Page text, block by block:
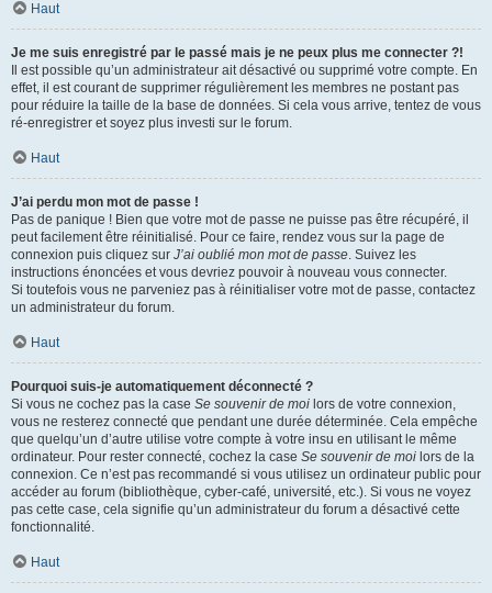
Haut
Je me suis enregistré par le passé mais je ne peux plus me connecter ?!
Il est possible qu’un administrateur ait désactivé ou supprimé votre compte. En
effet, il est courant de supprimer régulièrement les membres ne postant pas
pour réduire la taille de la base de données. Si cela vous arrive, tentez de vous
ré-enregistrer et soyez plus investi sur le forum.
Haut
J’ai perdu mon mot de passe !
Pas de panique ! Bien que votre mot de passe ne puisse pas être récupéré, il
peut facilement être réinitialisé. Pour ce faire, rendez vous sur la page de
connexion puis cliquez sur J’ai oublié mon mot de passe. Suivez les
instructions énoncées et vous devriez pouvoir à nouveau vous connecter.
Si toutefois vous ne parveniez pas à réinitialiser votre mot de passe, contactez
un administrateur du forum.
Haut
Pourquoi suis-je automatiquement déconnecté ?
Si vous ne cochez pas la case Se souvenir de moi lors de votre connexion,
vous ne resterez connecté que pendant une durée déterminée. Cela empêche
que quelqu’un d’autre utilise votre compte à votre insu en utilisant le même
ordinateur. Pour rester connecté, cochez la case Se souvenir de moi lors de la
connexion. Ce n’est pas recommandé si vous utilisez un ordinateur public pour
accéder au forum (bibliothèque, cyber-café, université, etc.). Si vous ne voyez
pas cette case, cela signifie qu’un administrateur du forum a désactivé cette
fonctionnalité.
Haut